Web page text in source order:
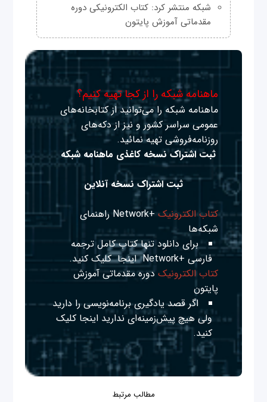
شبکه منتشر کرد: کتاب الکترونیکی دوره
مقدماتی آموزش پایتون
ماهنامه شبکه را از کجا تهیه کنیم؟
ماهنامه شبکه را می‌توانید از کتابخانه‌های
عمومی سراسر کشور و نیز از دکه‌های
روزنامه‌فروشی تهیه نمائید.
ثبت اشتراک نسخه کاغذی ماهنامه شبکه
ثبت اشتراک نسخه آنلاین
کتاب الکترونیک
+Network راهنمای
شبکه‌ها
برای دانلود تنها کتاب کامل ترجمه
فارسی +Network
اینجا کلیک کنید.
کتاب الکترونیک دوره مقدماتی آموزش
پایتون
اگر قصد یادگیری برنامه‌نویسی را دارید
ولی هیچ پیش‌زمینه‌ای نداریداینجا کلیک
کنید.
مطالب مرتبط